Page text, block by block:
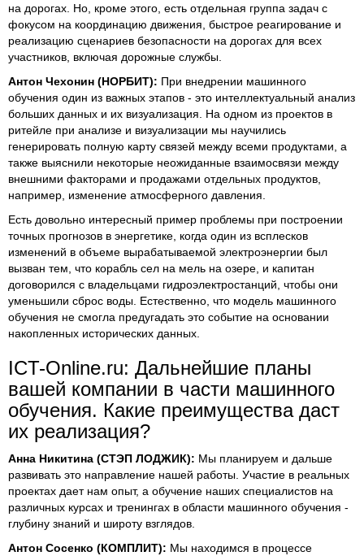
на дорогах. Но, кроме этого, есть отдельная группа задач с
фокусом на координацию движения, быстрое реагирование и
реализацию сценариев безопасности на дорогах для всех
участников, включая дорожные службы.
Антон Чехонин (НОРБИТ): При внедрении машинного
обучения один из важных этапов - это интеллектуальный анализ
больших данных и их визуализация. На одном из проектов в
ритейле при анализе и визуализации мы научились
генерировать полную карту связей между всеми продуктами, а
также выяснили некоторые неожиданные взаимосвязи между
внешними факторами и продажами отдельных продуктов,
например, изменение атмосферного давления.
Есть довольно интересный пример проблемы при построении
точных прогнозов в энергетике, когда один из всплесков
изменений в объеме вырабатываемой электроэнергии был
вызван тем, что корабль сел на мель на озере, и капитан
договорился с владельцами гидроэлектростанций, чтобы они
уменьшили сброс воды. Естественно, что модель машинного
обучения не смогла предугадать это событие на основании
накопленных исторических данных.
ICT-Online.ru: Дальнейшие планы
вашей компании в части машинного
обучения. Какие преимущества даст
их реализация?
Анна Никитина (СТЭП ЛОДЖИК): Мы планируем и дальше
развивать это направление нашей работы. Участие в реальных
проектах дает нам опыт, а обучение наших специалистов на
различных курсах и тренингах в области машинного обучения -
глубину знаний и широту взглядов.
Антон Сосенко (КОМПЛИТ): Мы находимся в процессе